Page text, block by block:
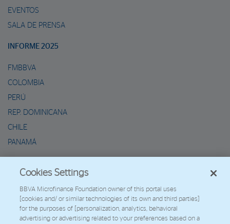
EVENTOS
SALA DE PRENSA
INFORME 2025
FMBBVA
COLOMBIA
PERÚ
REP. DOMINICANA
CHILE
PANAMÁ
2026 - Fundación Microfinanzas BBVA
Trabaja con nosotros
Cookies Settings
BBVA Microfinance Foundation owner of this portal uses
[cookies and/ or similar technologies of its own and third parties]
for the purposes of [personalization, analytics, behavioral
advertising or advertising related to your preferences based on a